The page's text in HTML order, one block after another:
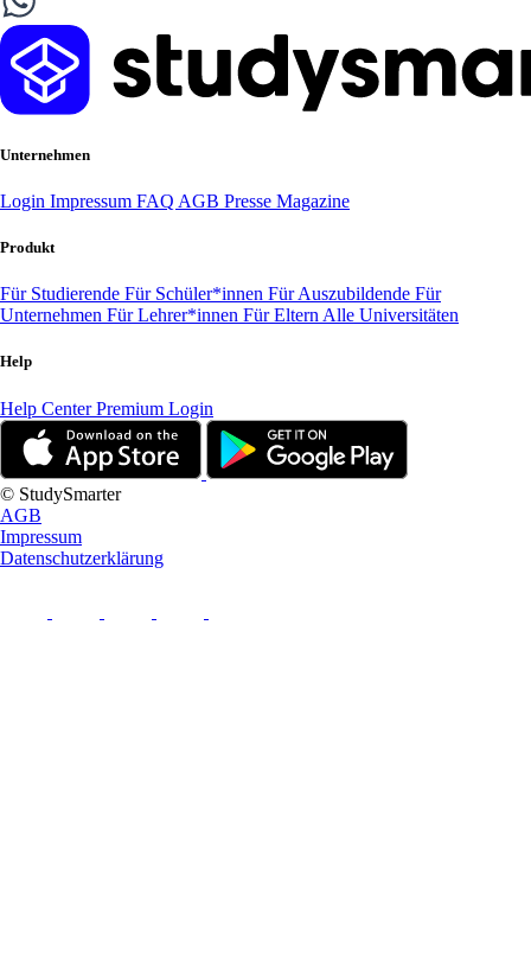
Unternehmen
Login Impressum FAQ AGB Presse Magazine
Produkt
Für Studierende Für Schüler*innen Für Auszubildende Für
Unternehmen Für Lehrer*innen Für Eltern Alle Universitäten
Help
Help CenterPremium Login
© StudySmarter
AGB
Impressum
Datenschutzerklärung